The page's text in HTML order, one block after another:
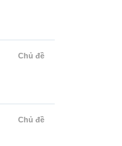
Chủ đề
Chủ đề